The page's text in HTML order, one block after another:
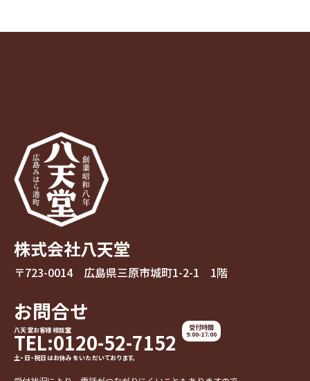
株式会社八天堂
〒723-0014 広島県三原市城町1-2-1 1階
お問合せ
八天堂お客様相談室
TEL:0120-52-7152
土・日・祝日はお休みをいただいております。
受付時間
9:00-17:00